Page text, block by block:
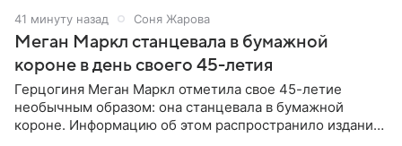
42 минуты назад Соня Жарова
Меган Маркл станцевала в бумажной
короне в день своего 45-летия
Герцогиня Меган Маркл отметила свое 45-летие
необычным образом: она станцевала в бумажной
короне. Информацию об этом распространило издание